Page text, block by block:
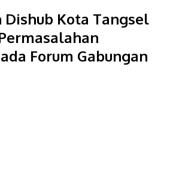
Dishub Kota Tangsel
Forum Gabungan